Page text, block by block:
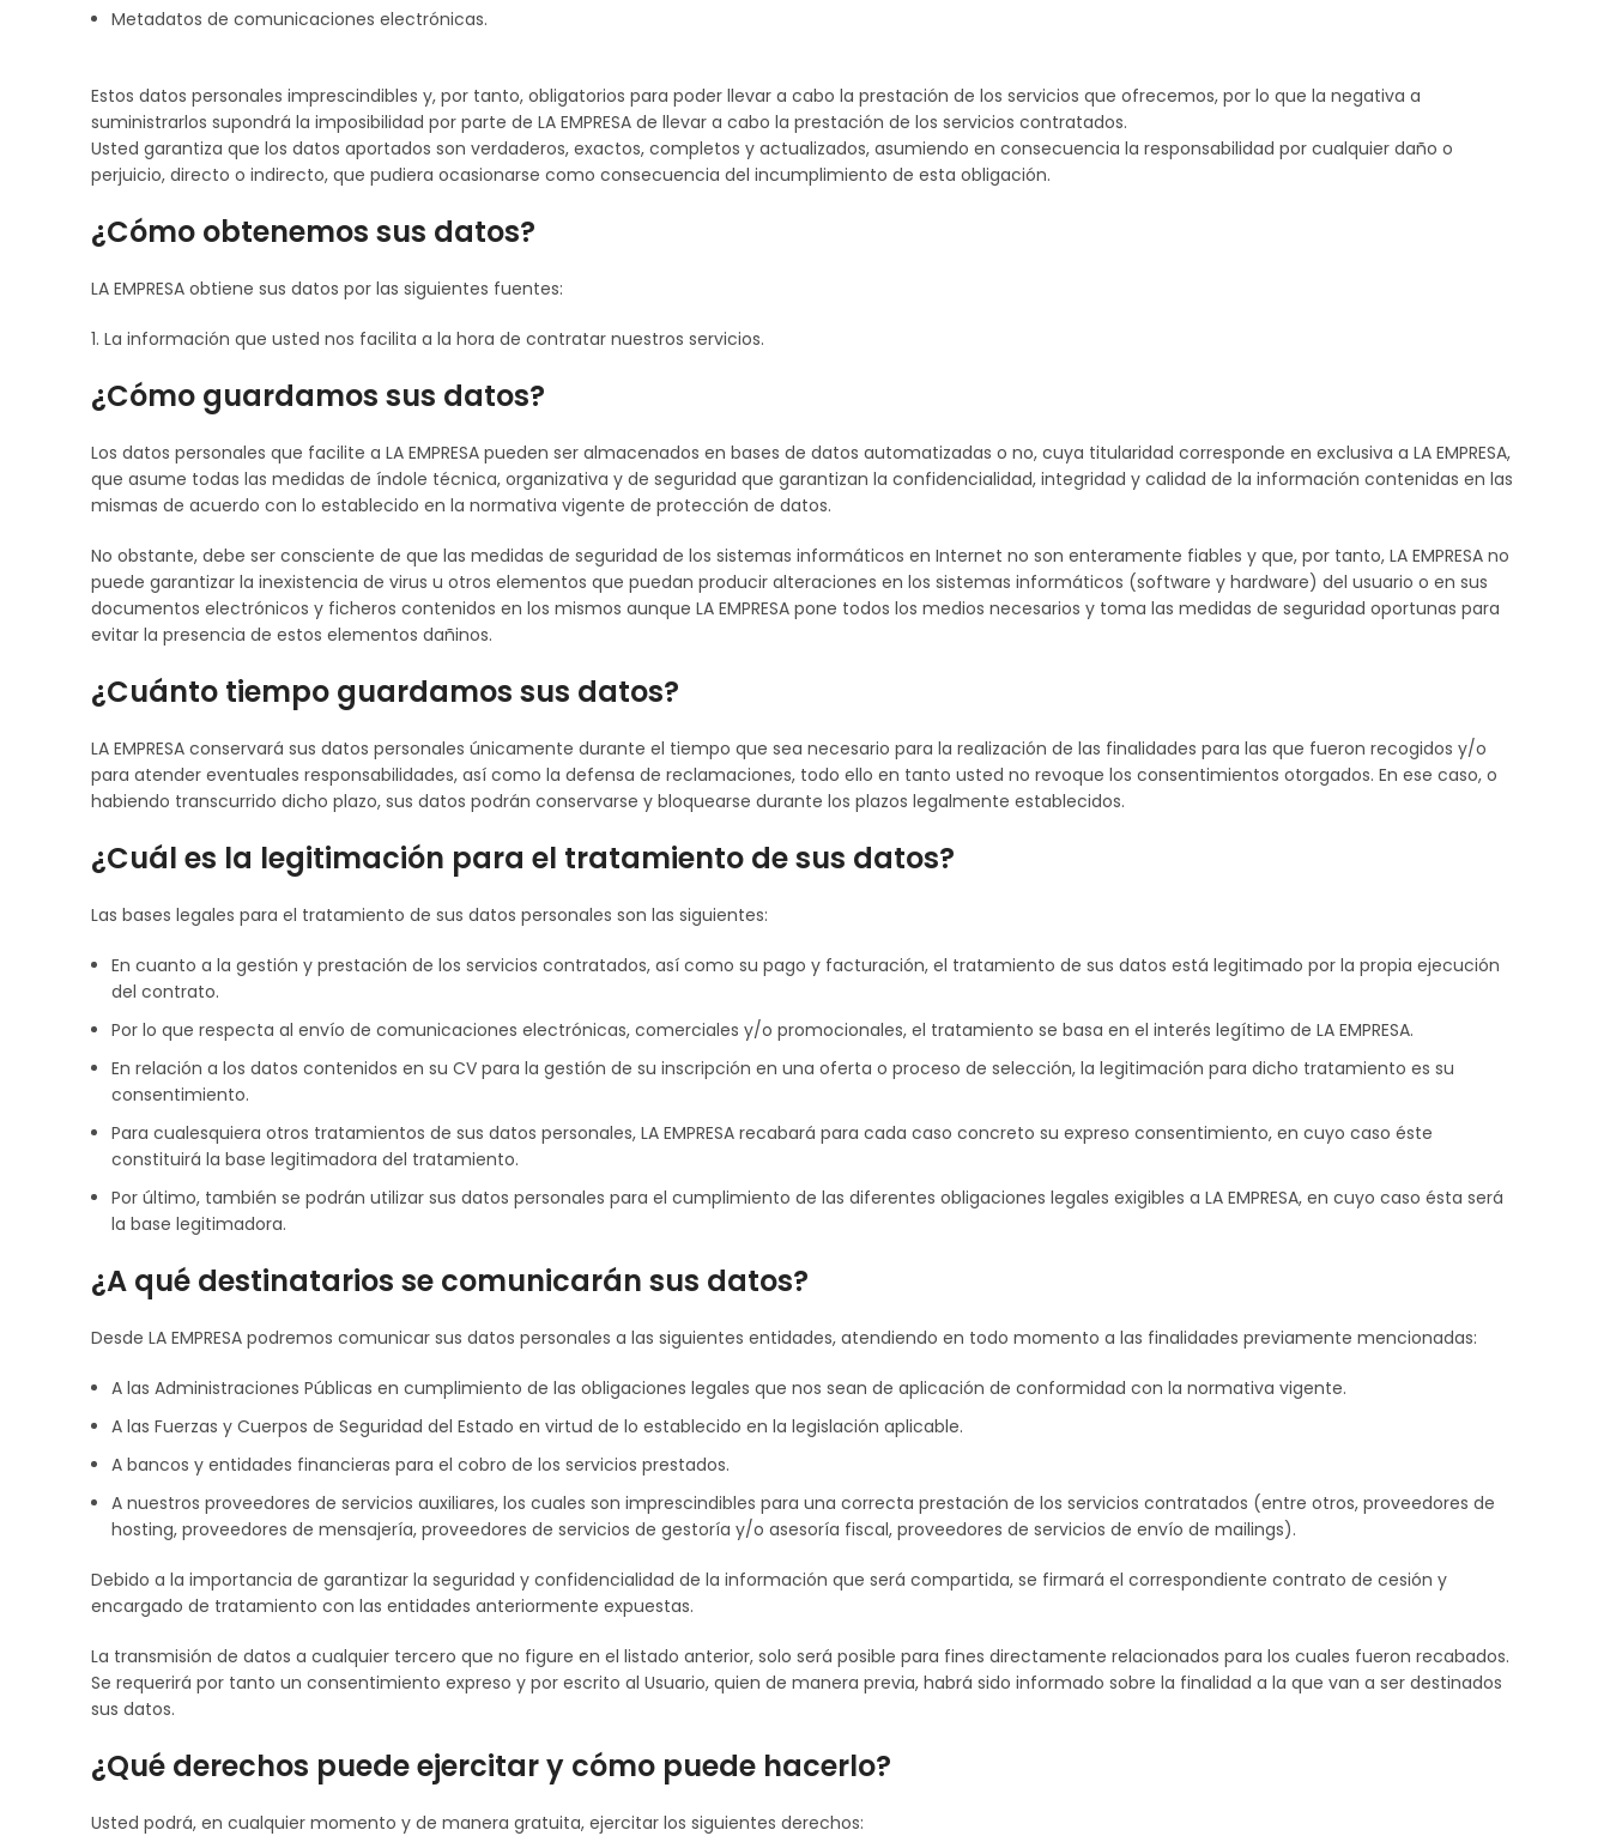
Metadatos de comunicaciones electrónicas.
Estos datos personales imprescindibles y, por tanto, obligatorios para poder llevar a cabo la prestación de los servicios que ofrecemos, por lo que la negativa a
suministrarlos supondrá la imposibilidad por parte de LA EMPRESA de llevar a cabo la prestación de los servicios contratados.
Usted garantiza que los datos aportados son verdaderos, exactos, completos y actualizados, asumiendo en consecuencia la responsabilidad por cualquier daño o
perjuicio, directo o indirecto, que pudiera ocasionarse como consecuencia del incumplimiento de esta obligación.
¿Cómo obtenemos sus datos?
LA EMPRESA obtiene sus datos por las siguientes fuentes:
1. La información que usted nos facilita a la hora de contratar nuestros servicios.
¿Cómo guardamos sus datos?
Los datos personales que facilite a LA EMPRESA pueden ser almacenados en bases de datos automatizadas o no, cuya titularidad corresponde en exclusiva a LA EMPRESA,
que asume todas las medidas de índole técnica, organizativa y de seguridad que garantizan la confidencialidad, integridad y calidad de la información contenidas en las
mismas de acuerdo con lo establecido en la normativa vigente de protección de datos.
No obstante, debe ser consciente de que las medidas de seguridad de los sistemas informáticos en Internet no son enteramente fiables y que, por tanto, LA EMPRESA no
puede garantizar la inexistencia de virus u otros elementos que puedan producir alteraciones en los sistemas informáticos (software y hardware) del usuario o en sus
documentos electrónicos y ficheros contenidos en los mismos aunque LA EMPRESA pone todos los medios necesarios y toma las medidas de seguridad oportunas para
evitar la presencia de estos elementos dañinos.
¿Cuánto tiempo guardamos sus datos?
LA EMPRESA conservará sus datos personales únicamente durante el tiempo que sea necesario para la realización de las finalidades para las que fueron recogidos y/o
para atender eventuales responsabilidades, así como la defensa de reclamaciones, todo ello en tanto usted no revoque los consentimientos otorgados. En ese caso, o
habiendo transcurrido dicho plazo, sus datos podrán conservarse y bloquearse durante los plazos legalmente establecidos.
¿Cuál es la legitimación para el tratamiento de sus datos?
Las bases legales para el tratamiento de sus datos personales son las siguientes:
En cuanto a la gestión y prestación de los servicios contratados, así como su pago y facturación, el tratamiento de sus datos está legitimado por la propia ejecución
del contrato.
Por lo que respecta al envío de comunicaciones electrónicas, comerciales y/o promocionales, el tratamiento se basa en el interés legítimo de LA EMPRESA.
En relación a los datos contenidos en su CV para la gestión de su inscripción en una oferta o proceso de selección, la legitimación para dicho tratamiento es su
consentimiento.
Para cualesquiera otros tratamientos de sus datos personales, LA EMPRESA recabará para cada caso concreto su expreso consentimiento, en cuyo caso éste
constituirá la base legitimadora del tratamiento.
Por último, también se podrán utilizar sus datos personales para el cumplimiento de las diferentes obligaciones legales exigibles a LA EMPRESA, en cuyo caso ésta será
la base legitimadora.
¿A qué destinatarios se comunicarán sus datos?
Desde LA EMPRESA podremos comunicar sus datos personales a las siguientes entidades, atendiendo en todo momento a las finalidades previamente mencionadas:
A las Administraciones Públicas en cumplimiento de las obligaciones legales que nos sean de aplicación de conformidad con la normativa vigente.
A las Fuerzas y Cuerpos de Seguridad del Estado en virtud de lo establecido en la legislación aplicable.
A bancos y entidades financieras para el cobro de los servicios prestados.
A nuestros proveedores de servicios auxiliares, los cuales son imprescindibles para una correcta prestación de los servicios contratados (entre otros, proveedores de
hosting, proveedores de mensajería, proveedores de servicios de gestoría y/o asesoría fiscal, proveedores de servicios de envío de mailings).
Debido a la importancia de garantizar la seguridad y confidencialidad de la información que será compartida, se firmará el correspondiente contrato de cesión y
encargado de tratamiento con las entidades anteriormente expuestas.
La transmisión de datos a cualquier tercero que no figure en el listado anterior, solo será posible para fines directamente relacionados para los cuales fueron recabados.
Se requerirá por tanto un consentimiento expreso y por escrito al Usuario, quien de manera previa, habrá sido informado sobre la finalidad a la que van a ser destinados
sus datos.
¿Qué derechos puede ejercitar y cómo puede hacerlo?
Usted podrá, en cualquier momento y de manera gratuita, ejercitar los siguientes derechos: